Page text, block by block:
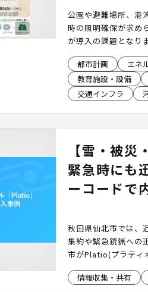
公園や避難場所、港
時の照明確保が求め
が導入の課題となり
光で発電したものを
ラーLED照明です。
時にも照明を確保。
加でき、設置場所や
都市計画 エネ
教育施設・設備
交通インフラ
【雪・被
緊急時にも
ーコードで
秋田県仙北市では、
集約や緊急銃猟への
市がPlatio(プラティ
リ」に、現場で必
できる機能を追加。
情報収集・共有